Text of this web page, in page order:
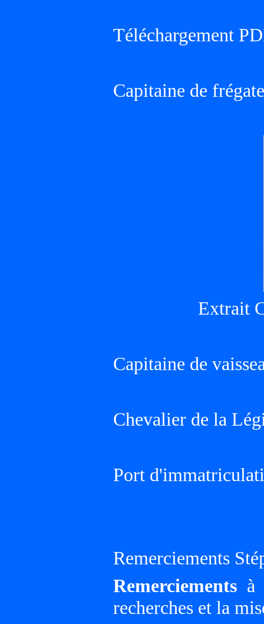
Téléchargement
Capitaine de frégate
Extrait
Capitaine de
Chevalier de la
Port
Remerciements
Remerciements à
recherches et la